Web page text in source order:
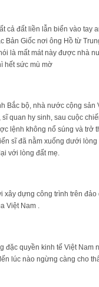
cả đất liền lẫn biển vào tay
Bản Giốc nơi ông Hồ từ
là mất mát này được nhà
hết sức mù mờ
Bắc bộ, nhà nước cộng
quan hy sinh, sau cuộc
lệnh không nổ súng và
sĩ đã nằm xuống dưới
với lòng đất mẹ.
xây dựng công trình trên
Việt Nam .
đặc quyền kinh tế Việt
lúc nào ngừng càng cho